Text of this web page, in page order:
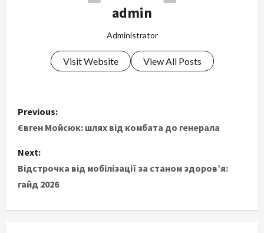
admin
Administrator
Visit Website View All Posts
P
o
s
t
n
Previous:
Євген Мойсюк: шлях від комбата до генерала
Next:
Відстрочка від мобілізації за станом здоров’я:
гайд 2026